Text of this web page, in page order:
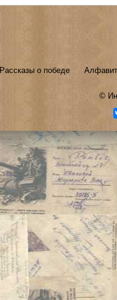
Рассказы о победе
©